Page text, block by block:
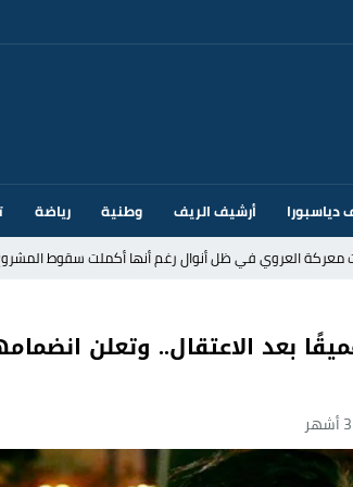
دياسبورا أرشيف الريف وطنية رياضة
معركة العروي في ظل أنوال رغم أنها أكملت سقوط
بسبب الضوابط الحدودية في فضاء شنغن
سبتة وتخوفات من دعوات جديدة للعبور
تحت ضغط إسباني؟ عودة مايوركا تفتح أسئلة ثقيلة
الأندية الإسبانية في الميركاتو الصيفي
بعد الاعتقال.. وتعلن